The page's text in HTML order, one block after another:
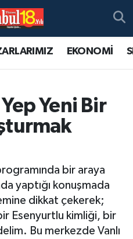
EKONOMİ
Yeni Bir
bir araya
yaptığı konuşmada
dikkat çekerek;
Esenyurtlu kimliği, bir
Bu merkezde Vanlı